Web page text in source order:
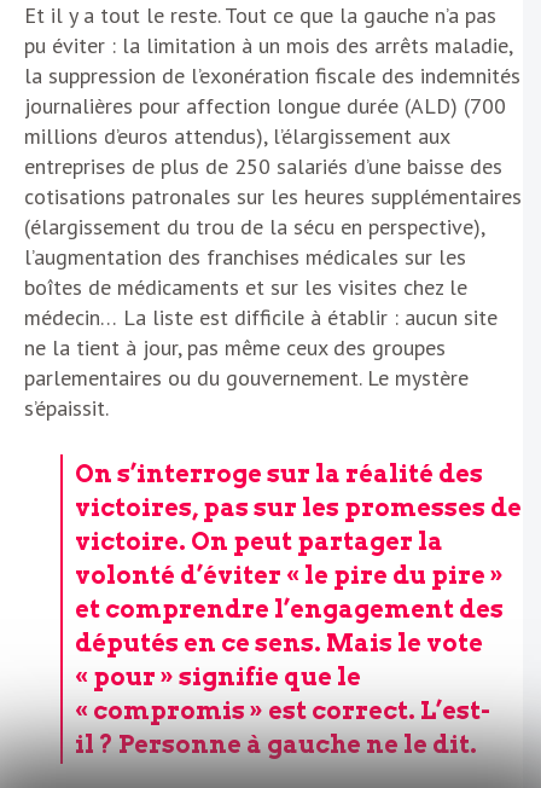
Et il y a tout le reste. Tout ce que la gauche n’a pas
pu éviter : la limitation à un mois des arrêts maladie,
la suppression de l’exonération fiscale des indemnités
journalières pour affection longue durée (ALD) (700
millions d’euros attendus), l’élargissement aux
entreprises de plus de 250 salariés d’une baisse des
cotisations patronales sur les heures supplémentaires
(élargissement du trou de la sécu en perspective),
l’augmentation des franchises médicales sur les
boîtes de médicaments et sur les visites chez le
médecin… La liste est difficile à établir : aucun site
ne la tient à jour, pas même ceux des groupes
parlementaires ou du gouvernement. Le mystère
s’épaissit.
On s’interroge sur la réalité des
victoires, pas sur les promesses de
victoire. On peut partager la
volonté d’éviter « le pire du pire »
et comprendre l’engagement des
députés en ce sens. Mais le vote
« pour » signifie que le
« compromis » est correct. L’est-
il ? Personne à gauche ne le dit.